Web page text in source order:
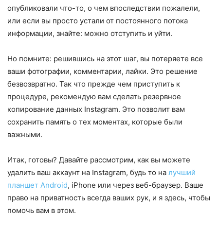
опубликовали что-то, о чем впоследствии пожалели,
или если вы просто устали от постоянного потока
информации, знайте: можно отступить и уйти.
Но помните: решившись на этот шаг, вы потеряете все
ваши фотографии, комментарии, лайки. Это решение
безвозвратно. Так что прежде чем приступить к
процедуре, рекомендую вам сделать резервное
копирование данных Instagram. Это позволит вам
сохранить память о тех моментах, которые были
важными.
Итак, готовы? Давайте рассмотрим, как вы можете
удалить ваш аккаунт на Instagram, будь то на лучший
планшет Android, iPhone или через веб-браузер. Ваше
право на приватность всегда ваших рук, и я здесь, чтобы
помочь вам в этом.